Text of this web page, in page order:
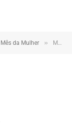
Mês da Mulher » Mes-da-Mulher